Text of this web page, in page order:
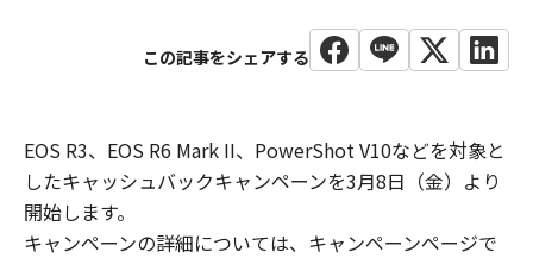
EOS R3、EOS R6 Mark II、PowerShot V10などを対象と
したキャッシュバックキャンペーンを3月8日（金）より
開始します。
キャンペーンの詳細については、キャンペーンページで